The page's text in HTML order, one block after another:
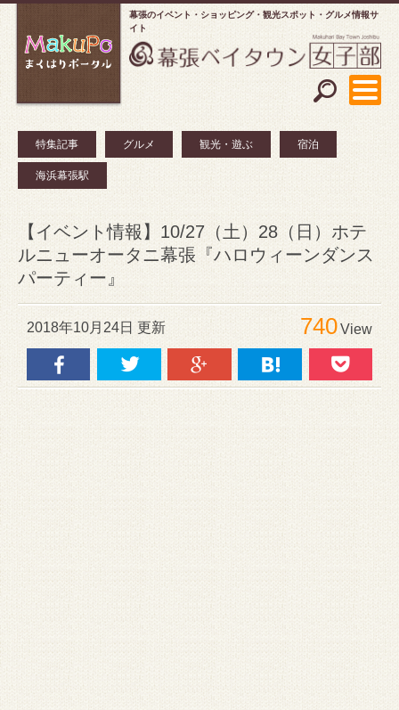
幕張のイベント・ショッピング
観光スポット・グルメ情報サ
イト
特集記事 グルメ 観光・遊ぶ 宿泊
海浜幕張駅
【イベント情報】10/27（土）28（日）ホテ
ルニューオータニ幕張『ハロウィーンダンス
パーティー』
2018年10月24日 更新 740View